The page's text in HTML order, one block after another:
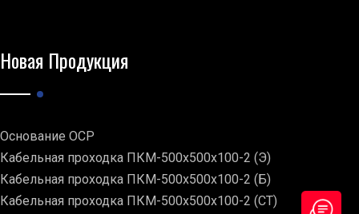
Новая Продукция
Основание ОСР
Кабельная проходка ПКМ-500х500х100-2 (Э)
Кабельная проходка ПКМ-500х500х100-2 (Б)
Кабельная проходка ПКМ-500х500х100-2 (СТ)